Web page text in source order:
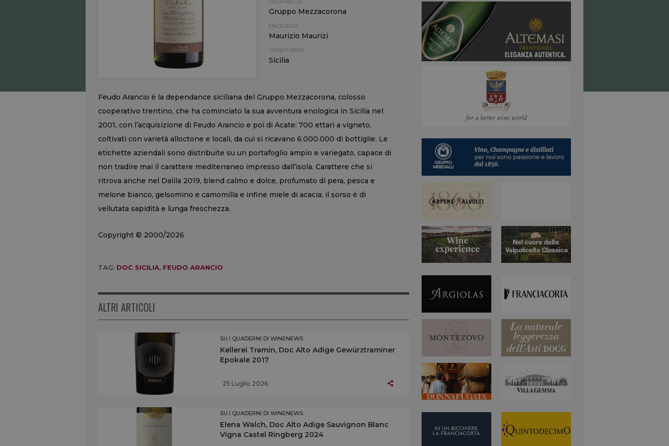
PROPRIETÀ:
Gruppo Mezzacorona
ENOLOGO:
Maurizio Maurizi
TERRITORIO:
Sicilia
Feudo Arancio è la dependance siciliana del Gruppo Mezzacorona, colosso
cooperativo trentino, che ha cominciato la sua avventura enologica in Sicilia nel
2001, con l’acquisizione di Feudo Arancio e poi di Acate: 700 ettari a vigneto,
coltivati con varietà alloctone e locali, da cui si ricavano 6.000.000 di bottiglie. Le
etichette aziendali sono distribuite su un portafoglio ampio e variegato, capace di
non tradire mai il carattere mediterraneo impresso dall’isola. Carattere che si
ritrova anche nel Dalila 2019, blend calmo e dolce, profumato di pera, pesca e
melone bianco, gelsomino e camomilla e infine miele di acacia; il sorso è di
vellutata sapidità e lunga freschezza.
Copyright © 2000/2026
TAG: DOC SICILIA, FEUDO ARANCIO
ALTRI ARTICOLI
SU I QUADERNI DI WINENEWS
Kellerei Tramin, Doc Alto Adige Gewürztraminer
Epokale 2017
25 Luglio 2026
SU I QUADERNI DI WINENEWS
Elena Walch, Doc Alto Adige Sauvignon Blanc
Vigna Castel Ringberg 2024